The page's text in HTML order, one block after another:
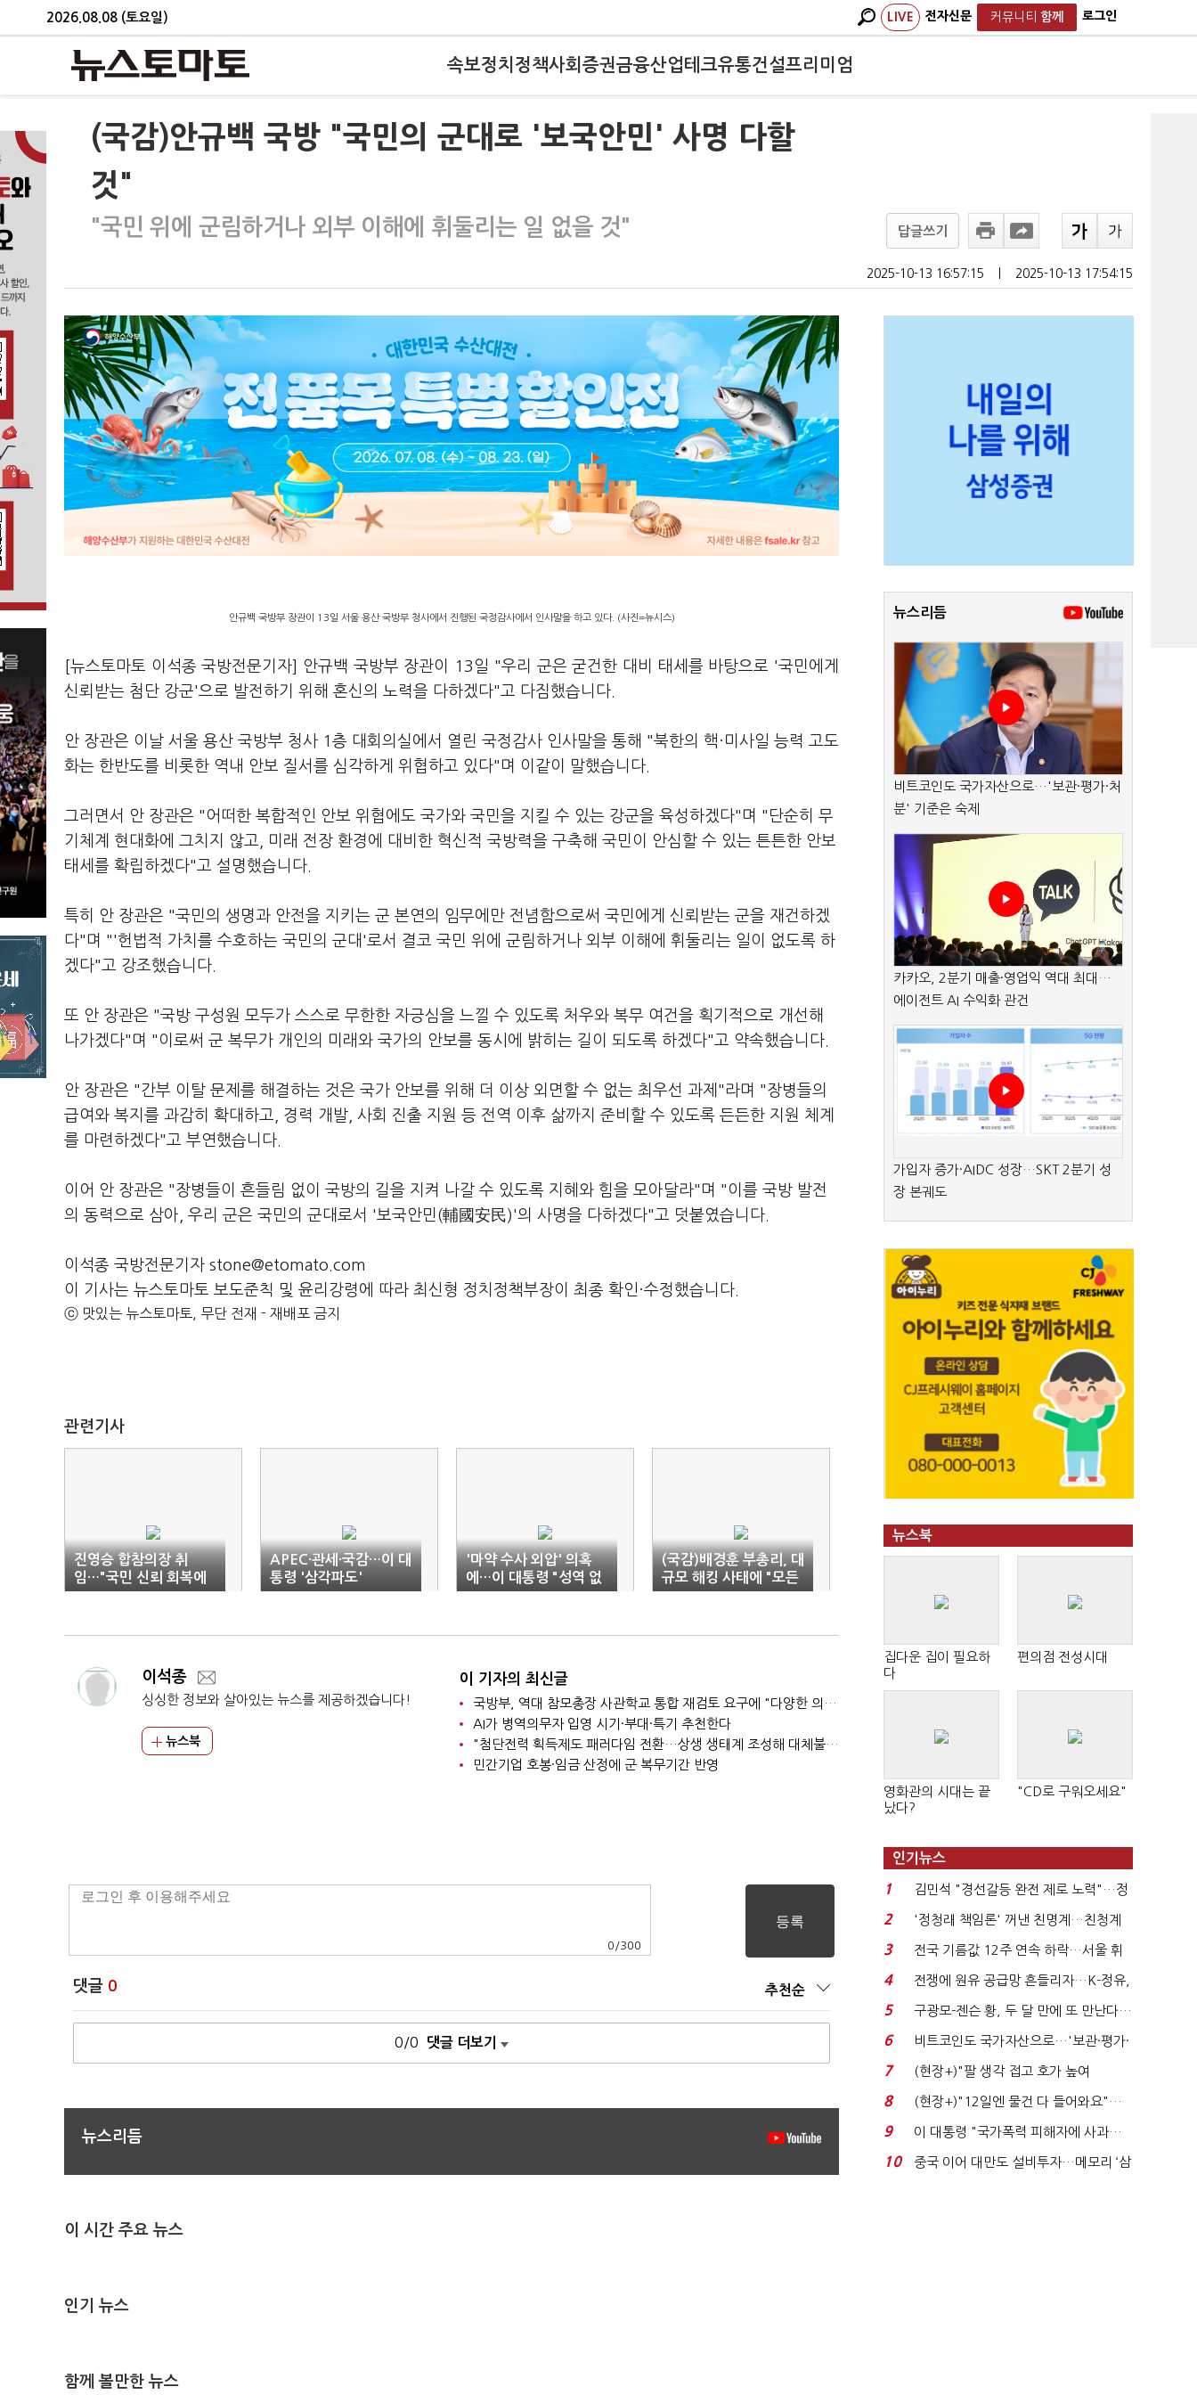
2026.08.08 (토요일) LIVE 전자신문 커뮤니티 함께 로그인
속보정치 정책사회 증권금융산업테크유통건설프리미엄
(국감)안규백 국방 "국민의 군대로 '보국안민' 사명 다할
것"
"국민 위에 군림하거나 외부 이해에 휘둘리는 일 없을 것" 답글쓰기
2025-10-13 16:57:15 2025-10-13 17:54:15
안규백 국방부 장관이 13일 서울 용산 국방부 청사에서 진행된 국정감사에서 인사말을 하고 있다. (사진=뉴시스)
[뉴스토마토 이석종 국방전문기자] 안규백 국방부 장관이 13일 "우리 군은 굳건한 대비 태세를 바탕으로 '국민에게
신뢰받는 첨단 강군'으로 발전하기 위해 혼신의 노력을 다하겠다"고 다짐했습니다.
안 장관은 이날 서울 용산 국방부 청사 1층 대회의실에서 열린 국정감사 인사말을 통해 "북한의 핵·미사일 능력 고도
화는 한반도를 비롯한 역내 안보 질서를 심각하게 위협하고 있다"며 이같이 말했습니다.
그러면서 안 장관은 "어떠한 복합적인 안보 위협에도 국가와 국민을 지킬 수 있는 강군을 육성하겠다"며 "단순히 무
기체계 현대화에 그치지 않고, 미래 전장 환경에 대비한 혁신적 국방력을 구축해 국민이 안심할 수 있는 튼튼한 안보
태세를 확립하겠다"고 설명했습니다.
특히 안 장관은 "국민의 생명과 안전을 지키는 군 본연의 임무에만 전념함으로써 국민에게 신뢰받는 군을 재건하겠
다"며 "'헌법적 가치를 수호하는 국민의 군대'로서 결코 국민 위에 군림하거나 외부 이해에 휘둘리는 일이 없도록 하
겠다"고 강조했습니다.
또 안 장관은 "국방 구성원 모두가 스스로 무한한 자긍심을 느낄 수 있도록 처우와 복무 여건을 획기적으로 개선해
나가겠다"며 "이로써 군 복무가 개인의 미래와 국가의 안보를 동시에 밝히는 길이 되도록 하겠다"고 약속했습니다.
안 장관은 "간부 이탈 문제를 해결하는 것은 국가 안보를 위해 더 이상 외면할 수 없는 최우선 과제"라며 "장병들의
급여와 복지를 과감히 확대하고, 경력 개발, 사회 진출 지원 등 전역 이후 삶까지 준비할 수 있도록 든든한 지원 체계
를 마련하겠다"고 부연했습니다.
이어 안 장관은 "장병들이 흔들림 없이 국방의 길을 지켜 나갈 수 있도록 지혜와 힘을 모아달라"며 "이를 국방 발전
의 동력으로 삼아, 우리 군은 국민의 군대로서 '보국안민(輔國安民)'의 사명을 다하겠다"고 덧붙였습니다.
이석종 국방전문기자 stone@etomato.com
이 기사는 뉴스토마토 보도준칙 및 윤리강령에 따라 최신형 정치정책부장이 최종 확인·수정했습니다.
ⓒ 맛있는 뉴스토마토, 무단 전재 - 재배포 금지
관련기사
진영승 합참의장 취
임…"국민 신뢰 회복에
신명 바칠 것"
APEC·관세·국감…이 대
통령 '삼각파도'
'마약 수사 외압' 의혹
에…이 대통령 "성역 없
이 엄정 수사"
(국감)배경훈 부총리, 대
규모 해킹 사태에 "모든
수단 동원" 강조
이석종
싱싱한 정보와 살아있는 뉴스를 제공하겠습니다!
뉴스북
이 기자의 최신글
국방부, 역대 참모총장 사관학교 통합 재검토 요구에 "다양한 의견 수렴해 합리적 시스템 만들 것"
AI가 병역의무자 입영 시기·부대·특기 추천한다
"첨단전력 획득제도 패러다임 전환…상생 생태계 조성해 대체불가 K-방산 도약"
민간기업 호봉·임금 산정에 군 복무기간 반영
0 /300
댓글 0 추천순
0/0 댓글 더보기
뉴스리듬
이 시간 주요 뉴스
인기 뉴스
함께 볼만한 뉴스
뉴스리듬
비트코인도 국가자산으로…'보관·평가·처
분' 기준은 숙제
카카오, 2분기 매출·영업익 역대 최대…
에이전트 AI 수익화 관건
가입자 증가·AIDC 성장…SKT 2분기 성
장 본궤도
뉴스북
집다운 집이 필요하
다
편의점 전성시대
영화관의 시대는 끝
났다?
"CD로 구워오세요"
인기뉴스
1
김민석 "경선갈등 완전 제로 노력"…정
청래 "반명 공세 사...
2
'정청래 책임론' 꺼낸 친명계…친청계
는 추가투표 때리기...
3
전국 기름값 12주 연속 하락…서울 휘
발윳값 1909원...
4
전쟁에 원유 공급망 흔들리자…K-정유,
에너지안보 핵심...
5
구광모-젠슨 황, 두 달 만에 또 만난다…
로봇·AI 등 논...
6
비트코인도 국가자산으로…'보관·평가·
처분' 기준은 ...
7
(현장+)"팔 생각 접고 호가 높여
요"…'덜 똘똘한 한 채' 20...
8
(현장+)"12일엔 물건 다 들어와요"…
빈 매대 채우며 문 연 ...
9
이 대통령 "국가폭력 피해자에 사과…
적극적 조사로 진...
10
중국 이어 대만도 설비투자…메모리 ‘삼